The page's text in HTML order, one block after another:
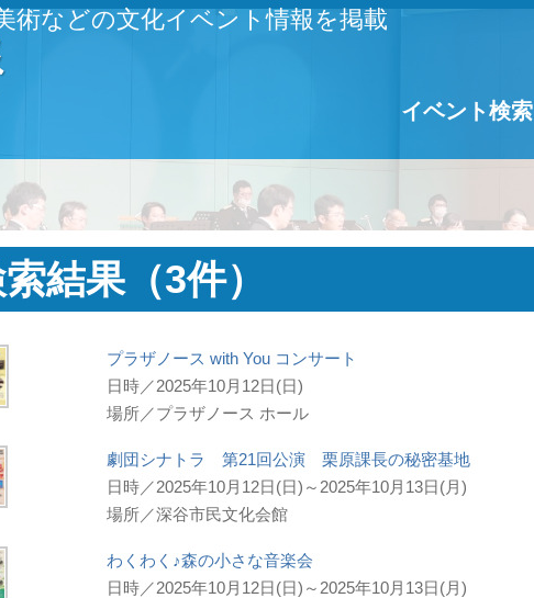
術などの文化イベント情報を掲載
イベント検索
結果（3件）
プラザノース with You コンサート
日時／2025年10月12日(日)
場所／プラザノース ホール
劇団シナトラ 第21回公演 栗原課長の秘密基地
日時／2025年10月12日(日)～2025年10月13日(月)
場所／深谷市民文化会館
わくわく♪森の小さな音楽会
日時／2025年10月12日(日)～2025年10月13日(月)